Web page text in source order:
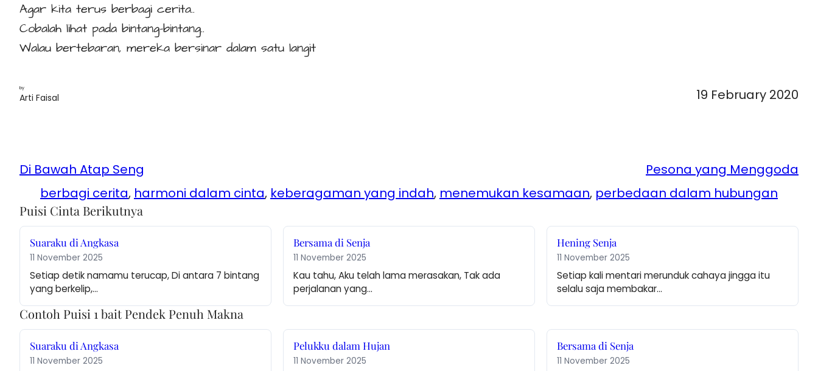
Agar kita terus berbagi cerita..
Cobalah lihat pada bintang-bintang..
Walau bertebaran, mereka bersinar dalam satu langit
by
Arti Faisal 19 February 2020
Di Bawah Atap Seng
Pesona yang Menggoda
berbagi cerita, harmoni dalam cinta, keberagaman yang indah, menemukan kesamaan, perbedaan dalam hubungan
Puisi Cinta Berikutnya
Suaraku di Angkasa
11 November 2025
Setiap detik namamu terucap, Di antara 7 bintang
yang berkelip,…
Bersama di Senja
11 November 2025
Kau tahu, Aku telah lama merasakan, Tak ada
perjalanan yang…
Hening Senja
11 November 2025
Setiap kali mentari merunduk cahaya jingga itu
selalu saja membakar…
Contoh Puisi 1 bait Pendek Penuh Makna
Suaraku di Angkasa
11 November 2025
Pelukku dalam Hujan
11 November 2025
Bersama di Senja
11 November 2025